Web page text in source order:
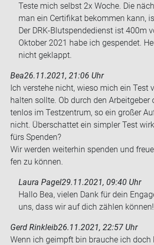
Teste mich selbst 2x Woche. Die
man ein Cer­ti­fi­kat be­kom­men kann,
Der DRK-​Blutspendedienst ist 400m
Ok­to­ber 2021 habe ich ge­spen­det.
nicht ge­klappt.
Bea26.11.2021, 21:06 Uhr
Ich ver­ste­he nicht, wieso mich ein Test
hal­ten soll­te. Ob durch den
ten­los im Test­zen­trum, so ein gro­ßer
nicht. Über­schat­tet ein simp­ler Test
fürs Spen­den?
Wir wer­den wei­ter­hin spen­den und
fen zu kön­nen.
Laura Pagel29.11.2021, 09:40 Uhr
Hallo Bea, vielen Dank für dein
uns, dass wir auf dich zählen können!
Gerd Rinkleib26.11.2021, 22:57 Uhr
Wenn ich ge­impft bin brau­che ich doch